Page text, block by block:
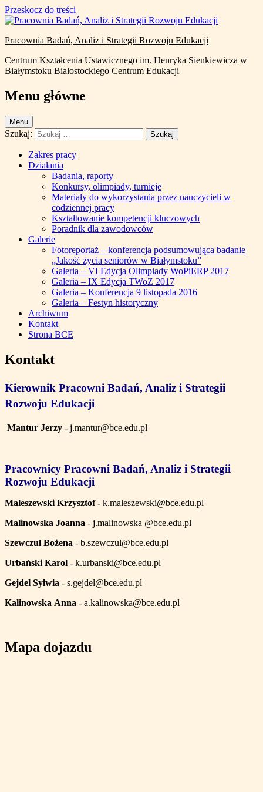
Uwaga:
Ta
strona
internetowa
zawiera
system
ułatwień
dostępu.
Przeskocz do treści
Pracownia Badań, Analiz i Strategii Rozwoju Edukacji
Centrum Kształcenia Ustawicznego im. Henryka Sienkiewicza w
Białymstoku Białostockiego Centrum Edukacji
Menu główne
Menu
Szukaj:
Zakres pracy
Działania
Badania, raporty
Konkursy, olimpiady, turnieje
Materiały do wykorzystania przez nauczycieli w
codziennej pracy
Kształtowanie kompetencji kluczowych
Poradnik dla zawodowców
Galerie
Fotoreportaż – konferencja podsumowująca badanie
„Jakość życia seniorów w Białymstoku”
Galeria – VI Edycja Olimpiady WoPiERP 2017
Galeria – IX Edycja TWoZ 2017
Galeria – Konferencja 9 listopada 2016
Galeria – Festyn historyczny
Archiwum
Kontakt
Strona BCE
Kontakt
Kierownik Pracowni Badań, Analiz i Strategii
Rozwoju Edukacji
Mantur Jerzy - j.mantur@bce.edu.pl
Pracownicy Pracowni Badań, Analiz i Strategii
Rozwoju Edukacji
Maleszewski Krzysztof - k.maleszewski@bce.edu.pl
Malinowska Joanna - j.malinowska @bce.edu.pl
Szewczul Bożena - b.szewczul@bce.edu.pl
Urbański Karol - k.urbanski@bce.edu.pl
Gejdel Sylwia - s.gejdel@bce.edu.pl
Kalinowska Anna - a.kalinowska@bce.edu.pl
Mapa dojazdu